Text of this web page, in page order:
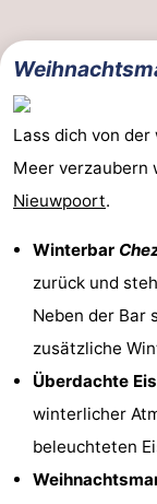
Lass dich von
Meer verzaubern
Nieuwpoort.
Winterbar
zurück und
Neben der Bar
zusätzliche
Überdachte
winterlicher
beleuchteten